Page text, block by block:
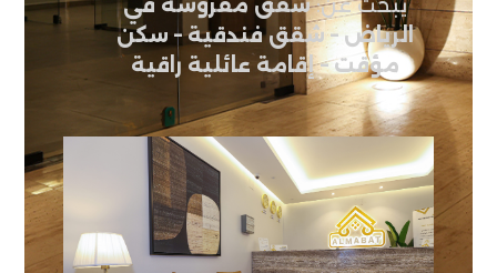
يبحث عن:شقق مفروشة في
الرياض – شقق فندقية – سكن
مؤقت – إقامة عائلية راقية